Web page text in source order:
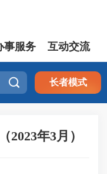
事服务 互动交流
 长者模式
年3月）